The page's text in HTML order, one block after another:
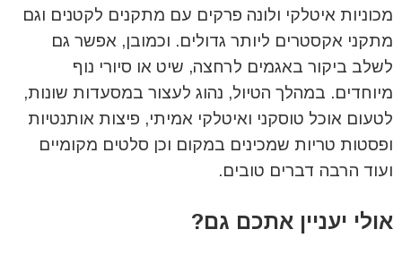
מכוניות איטלקי ולונה פרקים עם מתקנים לקטנים וגם
מתקני אקסטרים ליותר גדולים. וכמובן, אפשר גם
לשלב ביקור באגמים לרחצה, שיט או סיורי נוף
מיוחדים. במהלך הטיול, נהוג לעצור במסעדות שונות,
לטעום אוכל טוסקני ואיטלקי אמיתי, פיצות אותנטיות
ופסטות טריות שמכינים במקום וכן סלטים מקומיים
ועוד הרבה דברים טובים.
אולי יעניין אתכם גם?